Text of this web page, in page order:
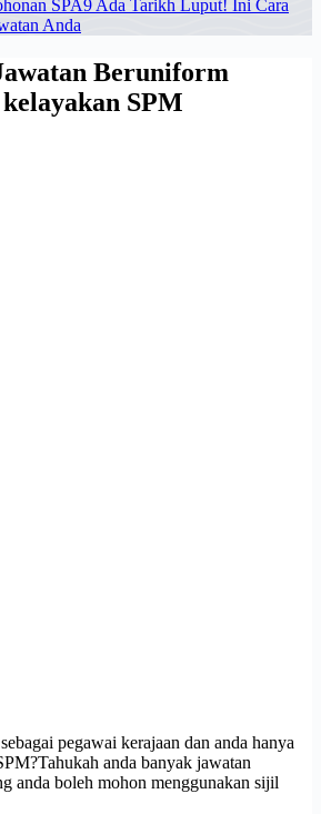
SPA9 Ada Tarikh Luput! Ini Cara
Anda
Beruniform
SPM
pegawai kerajaan dan anda hanya
anda banyak jawatan
anda boleh mohon menggunakan sijil